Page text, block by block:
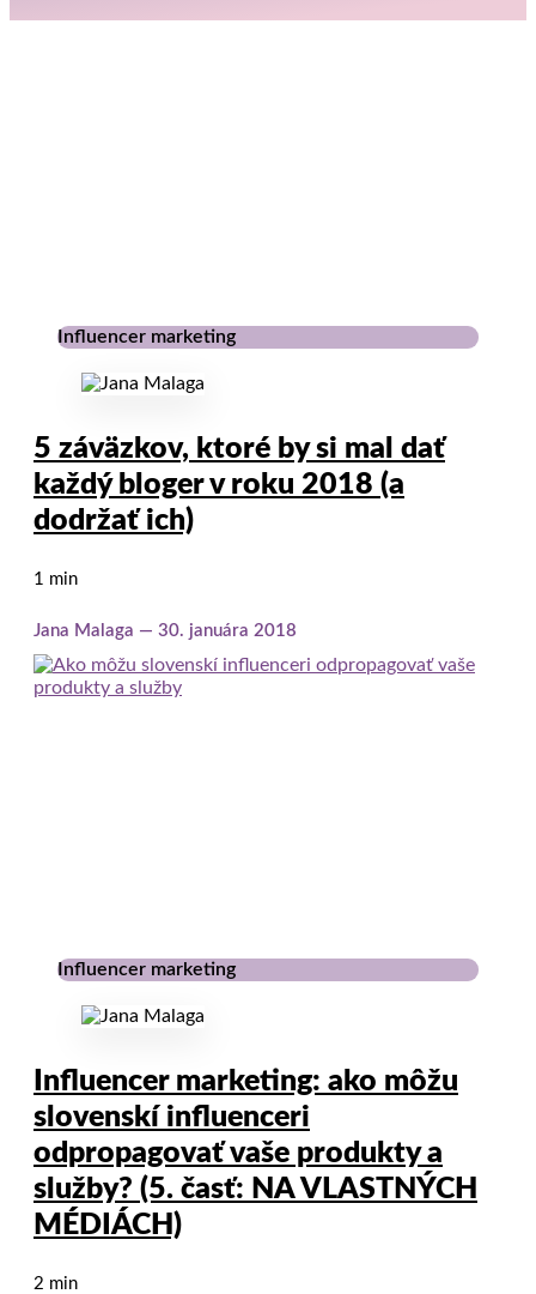
Influencer marketing
5 záväzkov, ktoré by si mal dať
každý bloger v roku 2018 (a
dodržať ich)
1 min
Jana Malaga 30. januára 2018
Influencer marketing
Influencer marketing: ako môžu
slovenskí influenceri
odpropagovať vaše produkty a
služby? (5. časť: NA VLASTNÝCH
MÉDIÁCH)
2 min